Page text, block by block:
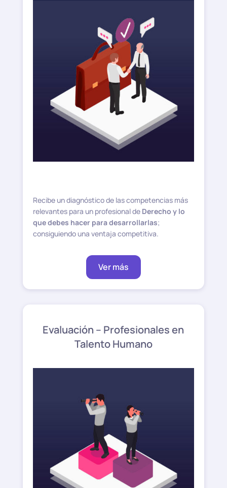
Recibe un diagnóstico de las competencias más
relevantes para un profesional de Derecho y lo
que debes hacer para desarrollarlas;
consiguiendo una ventaja competitiva.
Ver más
Evaluación – Profesionales en
Talento Humano